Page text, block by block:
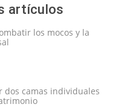
artículos
los mocos y la
dos camas individuales